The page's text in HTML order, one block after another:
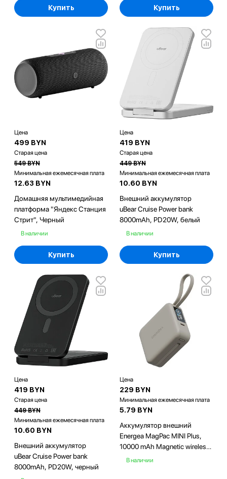
Купить Купить
Цена
499 BYN
Старая цена
549 BYN
Минимальная ежемесячная плата
12.63 BYN
Домашняя мультимедийная
платформа "Яндекс Станция
Стрит", Черный
В наличии
Купить
Цена
419 BYN
Старая цена
449 BYN
Минимальная ежемесячная плата
10.60 BYN
Внешний аккумулятор
uBear Cruise Power bank
8000mAh, PD20W, белый
В наличии
Купить
Цена
419 BYN
Старая цена
449 BYN
Минимальная ежемесячная плата
10.60 BYN
Внешний аккумулятор
uBear Cruise Power bank
8000mAh, PD20W, черный
Цена
229 BYN
Минимальная ежемесячная плата
5.79 BYN
Аккумулятор внешний
Energea MagPac MINI Plus,
10000 mAh Magnetic wireless
15W + С 20W +2 C cables and
В наличии